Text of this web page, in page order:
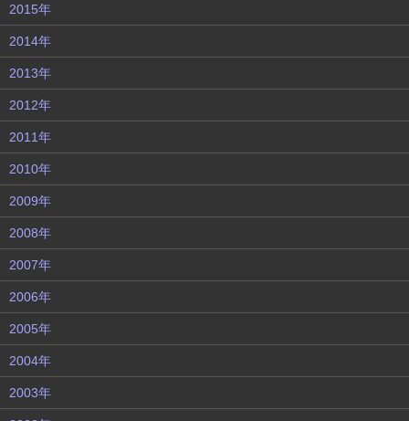
2015年
2014年
2013年
2012年
2011年
2010年
2009年
2008年
2007年
2006年
2005年
2004年
2003年